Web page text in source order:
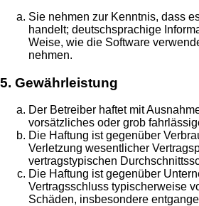
Sie nehmen zur Kenntnis, dass
handelt; deutschsprachige
Weise, wie die Software
nehmen.
5. Gewährleistung
Der Betreiber haftet mit
vorsätzliches oder grob
Die Haftung ist gegenüber
Verletzung wesentlicher
vertragstypischen
Die Haftung ist gegenüber
Vertragsschluss typischerweise
Schäden, insbesondere